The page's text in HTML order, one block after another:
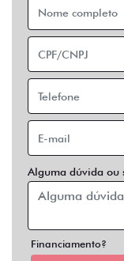
Alguma dúvida ou
Financiamento?